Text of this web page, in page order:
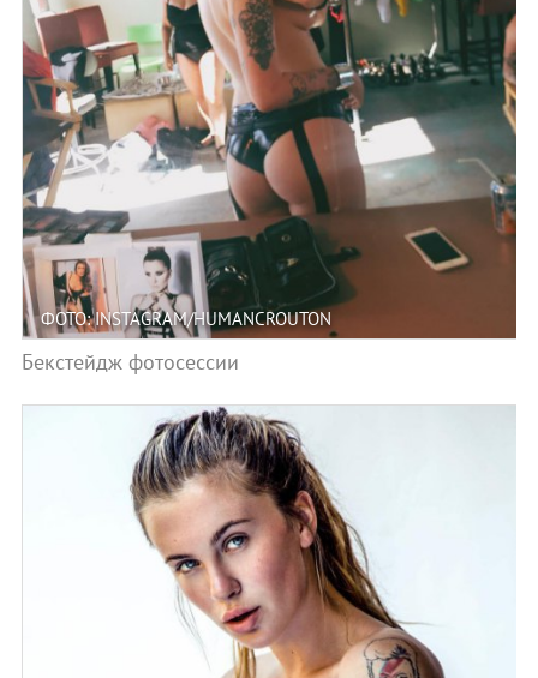
ФОТО: INSTAGRAM/HUMANCROUTON
Бекстейдж фотосессии